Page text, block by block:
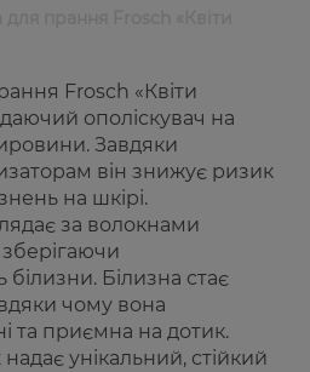
Frosch «Квіти
ополіскувач на
Завдяки
він знижує ризик
на шкірі.
за волокнами
зберігаючи
білизни. Білизна стає
чому вона
та приємна на дотик.
унікальний, стійкий